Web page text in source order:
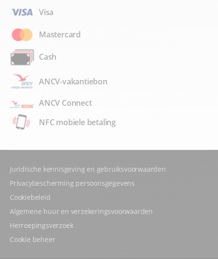
Visa
Mastercard
Cash
ANCV-vakantiebon
ANCV Connect
NFC mobiele betaling
Juridische kennisgeving en gebruiksvoorwaarden
Privacybescherming persoonsgegevens
Cookiebeleid
Algemene huur en verzekeringsvoorwaarden
Herroepingsverzoek
Cookie beheer